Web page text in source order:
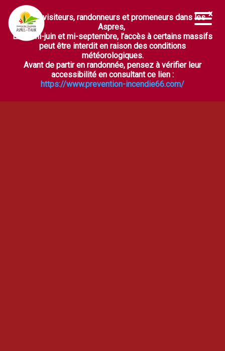
Ouvrir la barre d’outils
Chers visiteurs, randonneurs et promeneurs dans les
Aspres,
Entre mi-juin et mi-septembre, l’accès à certains massifs
peut être interdit en raison des conditions
météorologiques.
Avant de partir en randonnée, pensez à vérifier leur
accessibilité en consultant ce lien :
https://www.prevention-incendie66.com/